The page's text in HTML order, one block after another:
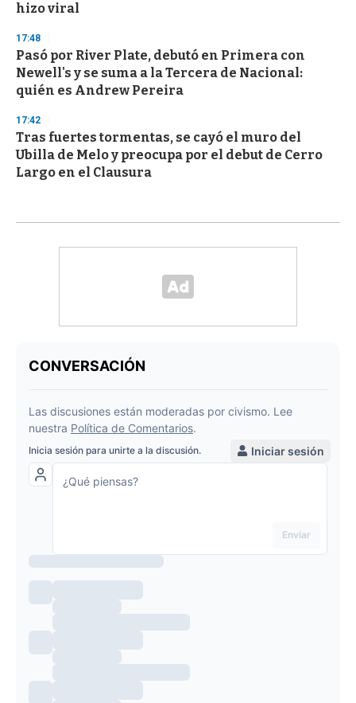
hizo viral
17:48
Pasó por River Plate, debutó en Primera con
Newell's y se suma a la Tercera de Nacional:
quién es Andrew Pereira
17:42
Tras fuertes tormentas, se cayó el muro del
Ubilla de Melo y preocupa por el debut de Cerro
Largo en el Clausura